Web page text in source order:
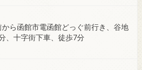
から函館市電函館どっぐ前行き、谷地
、十字街下車、徒歩7分